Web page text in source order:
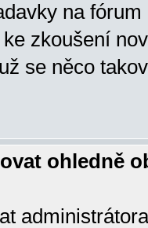
na
zkoušení
se něco
ohledně